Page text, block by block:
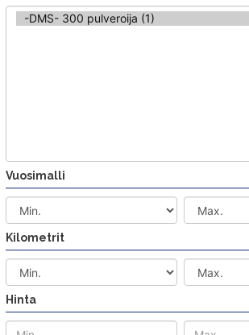
Vuosimalli
Kilometrit
Hinta